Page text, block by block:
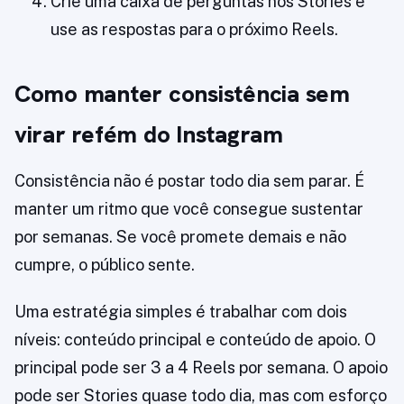
use as respostas para o próximo Reels.
Como manter consistência sem
virar refém do Instagram
Consistência não é postar todo dia sem parar. É
manter um ritmo que você consegue sustentar
por semanas. Se você promete demais e não
cumpre, o público sente.
Uma estratégia simples é trabalhar com dois
níveis: conteúdo principal e conteúdo de apoio. O
principal pode ser 3 a 4 Reels por semana. O apoio
pode ser Stories quase todo dia, mas com esforço